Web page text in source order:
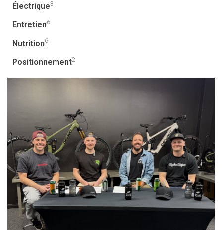
Électrique3
Entretien6
Nutrition6
Positionnement2